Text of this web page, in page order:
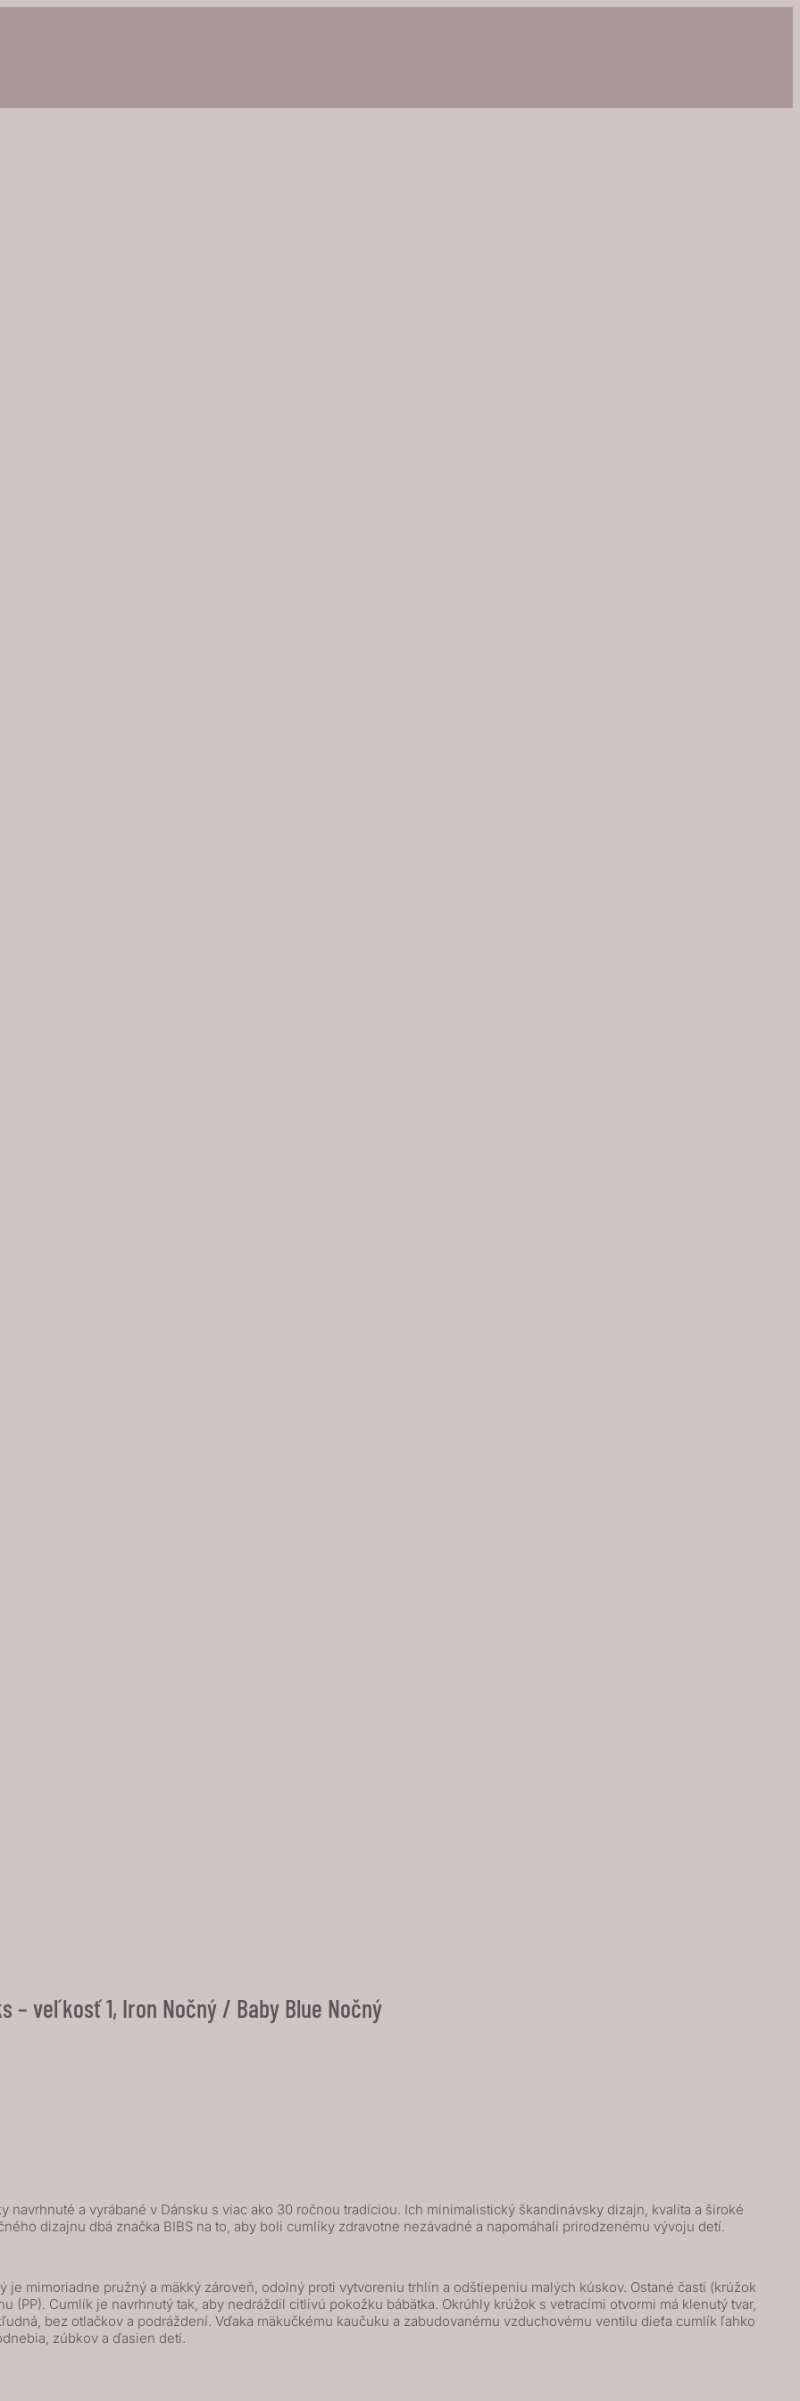
– veľkosť 1, Iron Nočný / Baby Blue Nočný
navrhnuté a vyrábané v Dánsku s viac ako 30 ročnou tradíciou. Ich minimalistický škandinávsky dizajn, kvalita a široké
dizajnu dbá značka BIBS na to, aby boli cumlíky zdravotne nezávadné a napomáhali prirodzenému vývoju detí.
mimoriadne pružný a mäkký zároveň, odolný proti vytvoreniu trhlín a odštiepeniu malých kúskov. Ostané časti (krúžok
Cumlík je navrhnutý tak, aby nedráždil citlivú pokožku bábätka. Okrúhly krúžok s vetracími otvormi má klenutý tvar,
bez otlačkov a podráždení. Vďaka mäkučkému kaučuku a zabudovanému vzduchovému ventilu dieťa cumlík ľahko
zúbkov a ďasien detí.